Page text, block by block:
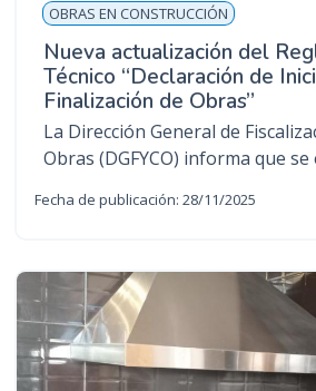
OBRAS EN CONSTRUCCIÓN
Nueva actualización del
Técnico “Declaración de
Finalización de Obras”
La Dirección General de
Obras (DGFYCO) informa que se
Fecha de publicación: 28/11/2025